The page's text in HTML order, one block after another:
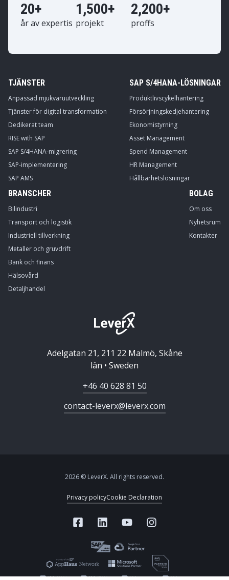
20+
år av expertis
1,500+
projekt
2,200+
proffs
TJÄNSTER
Anpassad mjukvaruutveckling
Tjänster för digital transformation
Dedikerat team
RISE with SAP
SAP S/4HANA-migrering
SAP-implementering
SAP AMS
SAP S/4HANA-LÖSNINGAR
Produktlivscykelhantering
Försörjningskedjehantering
Ekonomistyrning
Asset Management
Spend Management
HR Management
Hållbarhetslösningar
BRANSCHER
Bilindustri
Transport och logistik
Industriell tillverkning
Metaller och gruvdrift
Bank och finans
Hälsovård
Detaljhandel
BOLAG
Om oss
Nyhetsrum
Kontakter
Adelgatan 21, 211 22 Malmö, Skåne
län • Sweden
+46 40 628 81 50
contact-leverx@leverx.com
2026 © LeverX. All rights reserved.
Privacy policyCookie Declaration